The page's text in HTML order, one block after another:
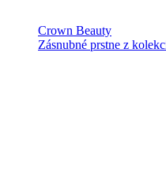
Crown Beauty
Zásnubné prstne z